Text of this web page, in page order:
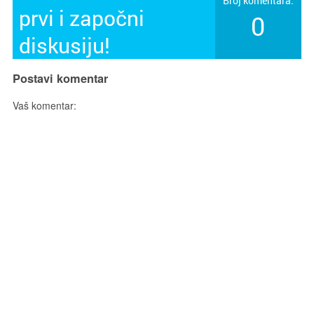
prvi i započni
diskusiju!
0
Postavi komentar
Vaš komentar: